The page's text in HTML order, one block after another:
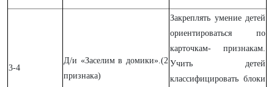
3-4
Д/и «Заселим в домики».(2
признака)
Закреплять умение детей
ориентироваться по
карточкам- признакам.
Учить детей
классифицировать блоки